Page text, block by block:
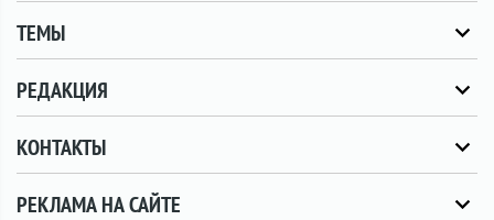
ТЕМЫ
РЕДАКЦИЯ
КОНТАКТЫ
РЕКЛАМА НА САЙТЕ